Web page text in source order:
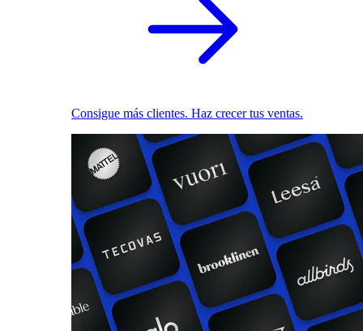
Consigue más clientes. Haz crecer tus ventas.